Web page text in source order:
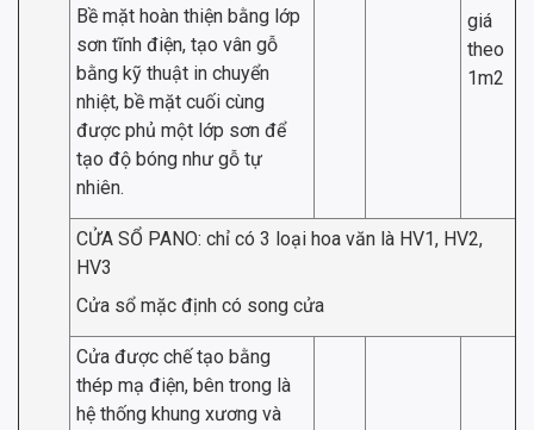
Bề mặt hoàn thiện bằng lớp
sơn tĩnh điện, tạo vân gỗ
bằng kỹ thuật in chuyển
nhiệt, bề mặt cuối cùng
được phủ một lớp sơn để
tạo độ bóng như gỗ tự
nhiên.
giá
theo
1m2
CỬA SỔ PANO: chỉ có 3 loại hoa văn là HV1, HV2,
HV3
Cửa sổ mặc định có song cửa
Cửa được chế tạo bằng
thép mạ điện, bên trong là
hệ thống khung xương và